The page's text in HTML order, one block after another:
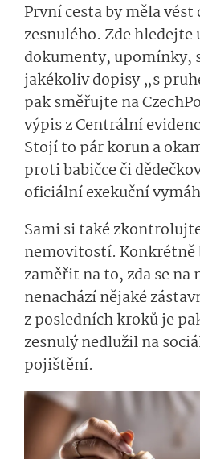
První cesta by měla
zesnulého. Zde hledejte
dokumenty, upomínky,
jakékoliv dopisy „s
pak směřujte na
výpis z Centrální
Stojí to pár korun a
proti babičce či
oficiální exekuční
Sami si také
nemovitostí. Konkrétně
zaměřit na to, zda se
nenachází nějaké
z posledních kroků je
zesnulý nedlužil na
pojištění.